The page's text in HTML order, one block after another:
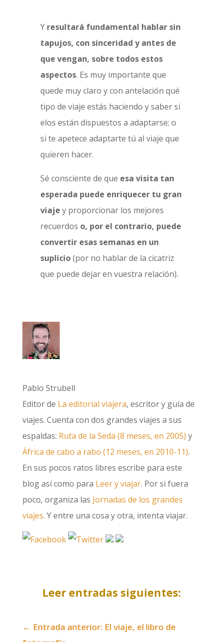
Y resultará fundamental hablar sin
tapujos, con sinceridad y antes de
que vengan, sobre todos estos
aspectos. Es muy importante que
quede muy claro y con antelación qué
tipo de viaje estás haciendo y saber si
elos están dispuestos a adaptarse; o
si te apetece adaptarte tú al viaje que
quieren hacer.
Sé consciente de que esa visita tan
esperada puede enriquecer tu gran
viaje y proporcionar los mejores
recuerdos o, por el contrario, puede
convertir esas semanas en un
suplicio(por no hablar de la cicatriz
que puede dejar en vuestra relación).
Pablo Strubell
Editor de La editorial viajera, escritor y guía de
viajes. Cuenta con dos grandes viajes a sus
espaldas: Ruta de la Seda (8 meses, en 2005) y
África de cabo a rabo (12 meses, en 2010-11).
En sus pocos ratos libres escribe para este
blog así como para Leer y viajar. Por si fuera
poco, organiza las Jornadas de los grandes
viajes. Y entre una cosa y otra, intenta viajar.
Leer entradas siguientes:
← Entrada anterior: El viaje, el libro de